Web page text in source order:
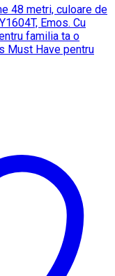
48 metri, culoare de
Emos. Cu
familia ta o
Must Have pentru